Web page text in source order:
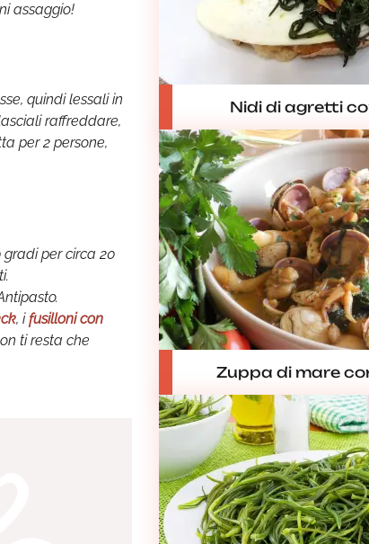
assaggio!
quindi lessali in
raffreddare,
per 2 persone,
per circa 20
, ifusilloni con
ti resta che
Nidi di agretti
Zuppa di mare